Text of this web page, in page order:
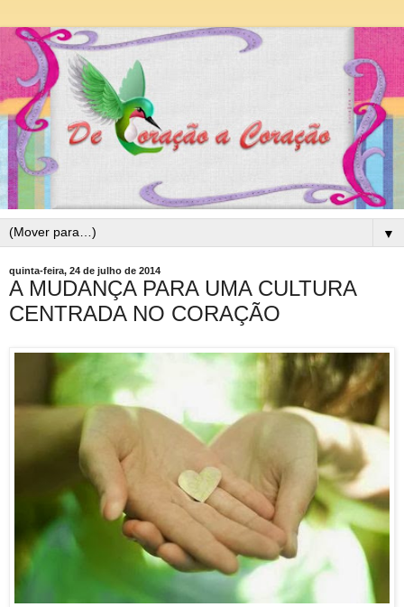
▼
quinta-feira, 24 de julho de 2014
A MUDANÇA PARA UMA CULTURA
CENTRADA NO CORAÇÃO